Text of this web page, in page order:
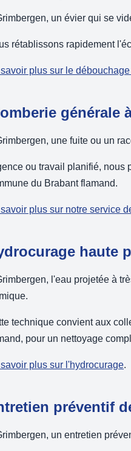
un évier qui se
rétablissons rapidement
plus sur le
générale
une fuite ou un
ou travail planifié, nous
du Brabant flamand.
plus sur notre service
haute
l'eau projetée à
technique convient aux
pour un nettoyage
plus sur l'hydrocurage.
préventif
un entretien